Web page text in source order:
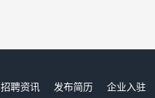
招聘资讯 发布简历 企业入驻